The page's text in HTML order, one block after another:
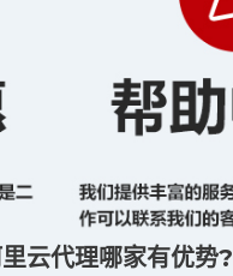
云代理哪家有优势?